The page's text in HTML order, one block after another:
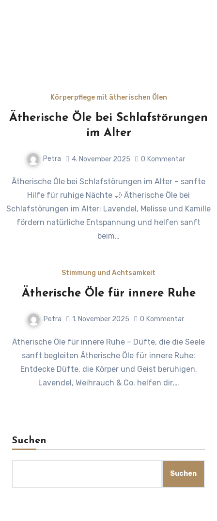
Körperpflege mit ätherischen Ölen
Ätherische Öle bei Schlafstörungen
im Alter
Petra 4. November 2025 0 Kommentar
Ätherische Öle bei Schlafstörungen im Alter – sanfte
Hilfe für ruhige Nächte 🌙 Ätherische Öle bei
Schlafstörungen im Alter: Lavendel, Melisse und Kamille
fördern natürliche Entspannung und helfen sanft
beim…
Stimmung und Achtsamkeit
Ätherische Öle für innere Ruhe
Petra 1. November 2025 0 Kommentar
Ätherische Öle für innere Ruhe – Düfte, die die Seele
sanft begleiten Ätherische Öle für innere Ruhe:
Entdecke Düfte, die Körper und Geist beruhigen.
Lavendel, Weihrauch & Co. helfen dir,…
Suchen
Suchen